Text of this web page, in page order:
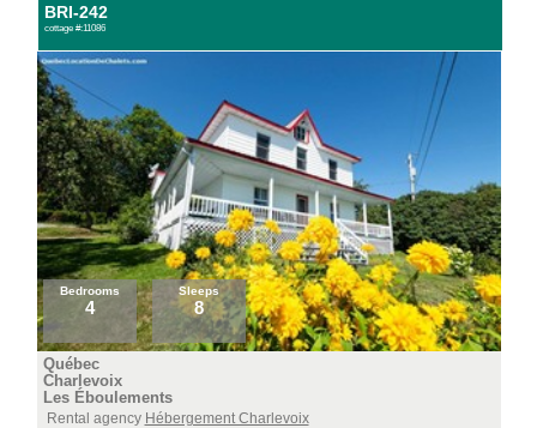
BRI-242
cottage #:11086
Bedrooms
4
Sleeps
8
Québec
Charlevoix
Les Éboulements
Rental agency Hébergement Charlevoix